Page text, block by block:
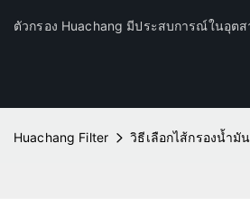
ตัวกรอง Huachang มีประสบการณ์ในอุต
Huachang Filter วิธีเลือกไส้กรองน้ำมั